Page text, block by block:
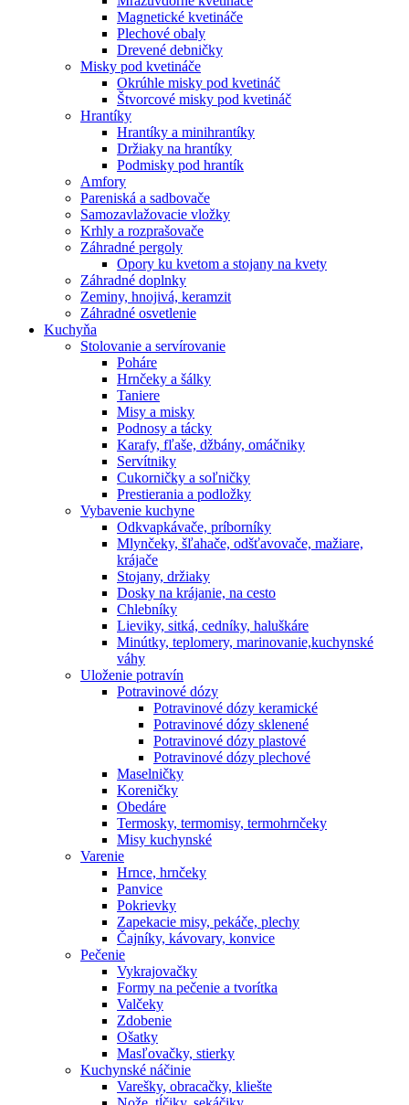
Magnetické kvetináče
Plechové obaly
Drevené debničky
Misky pod kvetináče
Okrúhle misky pod kvetináč
Štvorcové misky pod kvetináč
Hrantíky
Hrantíky a minihrantíky
Držiaky na hrantíky
Podmisky pod hrantík
Amfory
Pareniská a sadbovače
Samozavlažovacie vložky
Krhly a rozprašovače
Záhradné pergoly
Opory ku kvetom a stojany na kvety
Záhradné doplnky
Zeminy, hnojivá, keramzit
Záhradné osvetlenie
Kuchyňa
Stolovanie a servírovanie
Poháre
Hrnčeky a šálky
Taniere
Misy a misky
Podnosy a tácky
Karafy, fľaše, džbány, omáčniky
Servítniky
Cukorničky a soľničky
Prestierania a podložky
Vybavenie kuchyne
Odkvapkávače, príborníky
Mlynčeky, šľahače, odšťavovače, mažiare,
krájače
Stojany, držiaky
Dosky na krájanie, na cesto
Chlebníky
Lieviky, sitká, cedníky, haluškáre
Minútky, teplomery, marinovanie,kuchynské
váhy
Uloženie potravín
Potravinové dózy
Potravinové dózy keramické
Potravinové dózy sklenené
Potravinové dózy plastové
Potravinové dózy plechové
Maselničky
Koreničky
Obedáre
Termosky, termomisy, termohrnčeky
Misy kuchynské
Varenie
Hrnce, hrnčeky
Panvice
Pokrievky
Zapekacie misy, pekáče, plechy
Čajníky, kávovary, konvice
Pečenie
Vykrajovačky
Formy na pečenie a tvorítka
Valčeky
Zdobenie
Ošatky
Masľovačky, stierky
Kuchynské náčinie
Varešky, obracačky, kliešte